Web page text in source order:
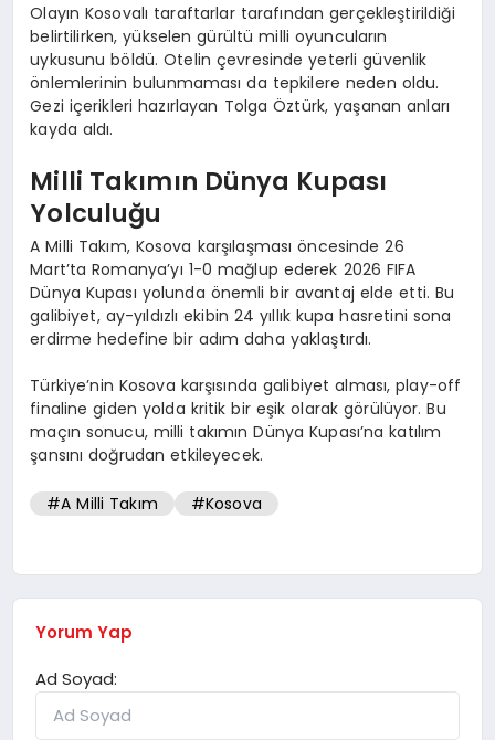
Olayın Kosovalı taraftarlar tarafından gerçekleştirildiği
belirtilirken, yükselen gürültü milli oyuncuların
uykusunu böldü. Otelin çevresinde yeterli güvenlik
önlemlerinin bulunmaması da tepkilere neden oldu.
Gezi içerikleri hazırlayan Tolga Öztürk, yaşanan anları
kayda aldı.
Milli Takımın Dünya Kupası
Yolculuğu
A Milli Takım, Kosova karşılaşması öncesinde 26
Mart’ta Romanya’yı 1-0 mağlup ederek 2026 FIFA
Dünya Kupası yolunda önemli bir avantaj elde etti. Bu
galibiyet, ay-yıldızlı ekibin 24 yıllık kupa hasretini sona
erdirme hedefine bir adım daha yaklaştırdı.
Türkiye’nin Kosova karşısında galibiyet alması, play-off
finaline giden yolda kritik bir eşik olarak görülüyor. Bu
maçın sonucu, milli takımın Dünya Kupası’na katılım
şansını doğrudan etkileyecek.
#A Milli Takım #Kosova
Yorum Yap
Ad Soyad: